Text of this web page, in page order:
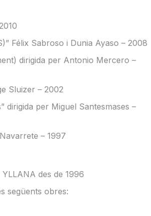
Félix Sabroso i Dunia Ayaso – 2008
dirigida per Antonio Mercero –
Sluizer – 2002
dirigida per Miguel Santesmases –
– 1997
des de 1996
següents obres: